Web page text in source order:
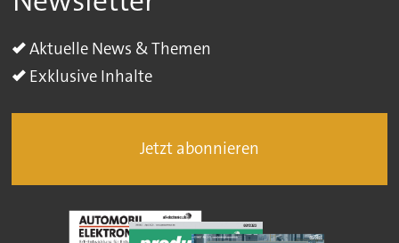
Aktuelle News & Themen
Exklusive Inhalte
Jetzt abonnieren